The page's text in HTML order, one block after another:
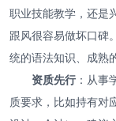
职业技能教学，还是
跟风很容易做坏口碑
统的语法知识、成熟
资质先行 ：从
质要求，比如持有对